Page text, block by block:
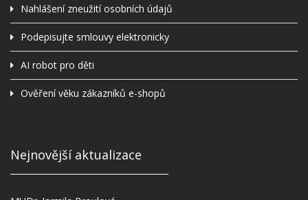
Nahlášení zneužití osobních údajů
Podepisujte smlouvy elektronicky
AI robot pro děti
Ověření věku zákazníků e-shopů
Nejnovější aktualizace